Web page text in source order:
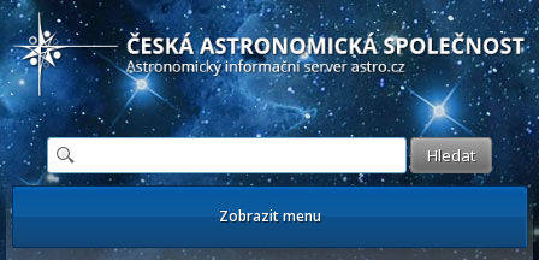
Česká astronomická společnost - Informační astronomický server
Zobrazit menu